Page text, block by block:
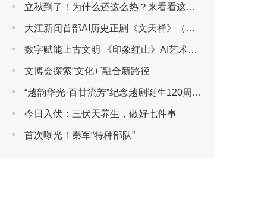
立秋到了！为什么还这么热？来看看这些“冷知识”吧
大江新闻首部AI历史正剧《文天祥》（第一集）
数字赋能上古文明 《印象红山》AI艺术展将于2026年7月30日亮相第三届包头艺博会
文博会探索“文化+”融合新路径
“越韵华光·百廿流芳”纪念越剧诞生120周年主题晚会圆满播出
今日入伏：三伏天养生，做好七件事
首次曝光！秦军“特种部队”